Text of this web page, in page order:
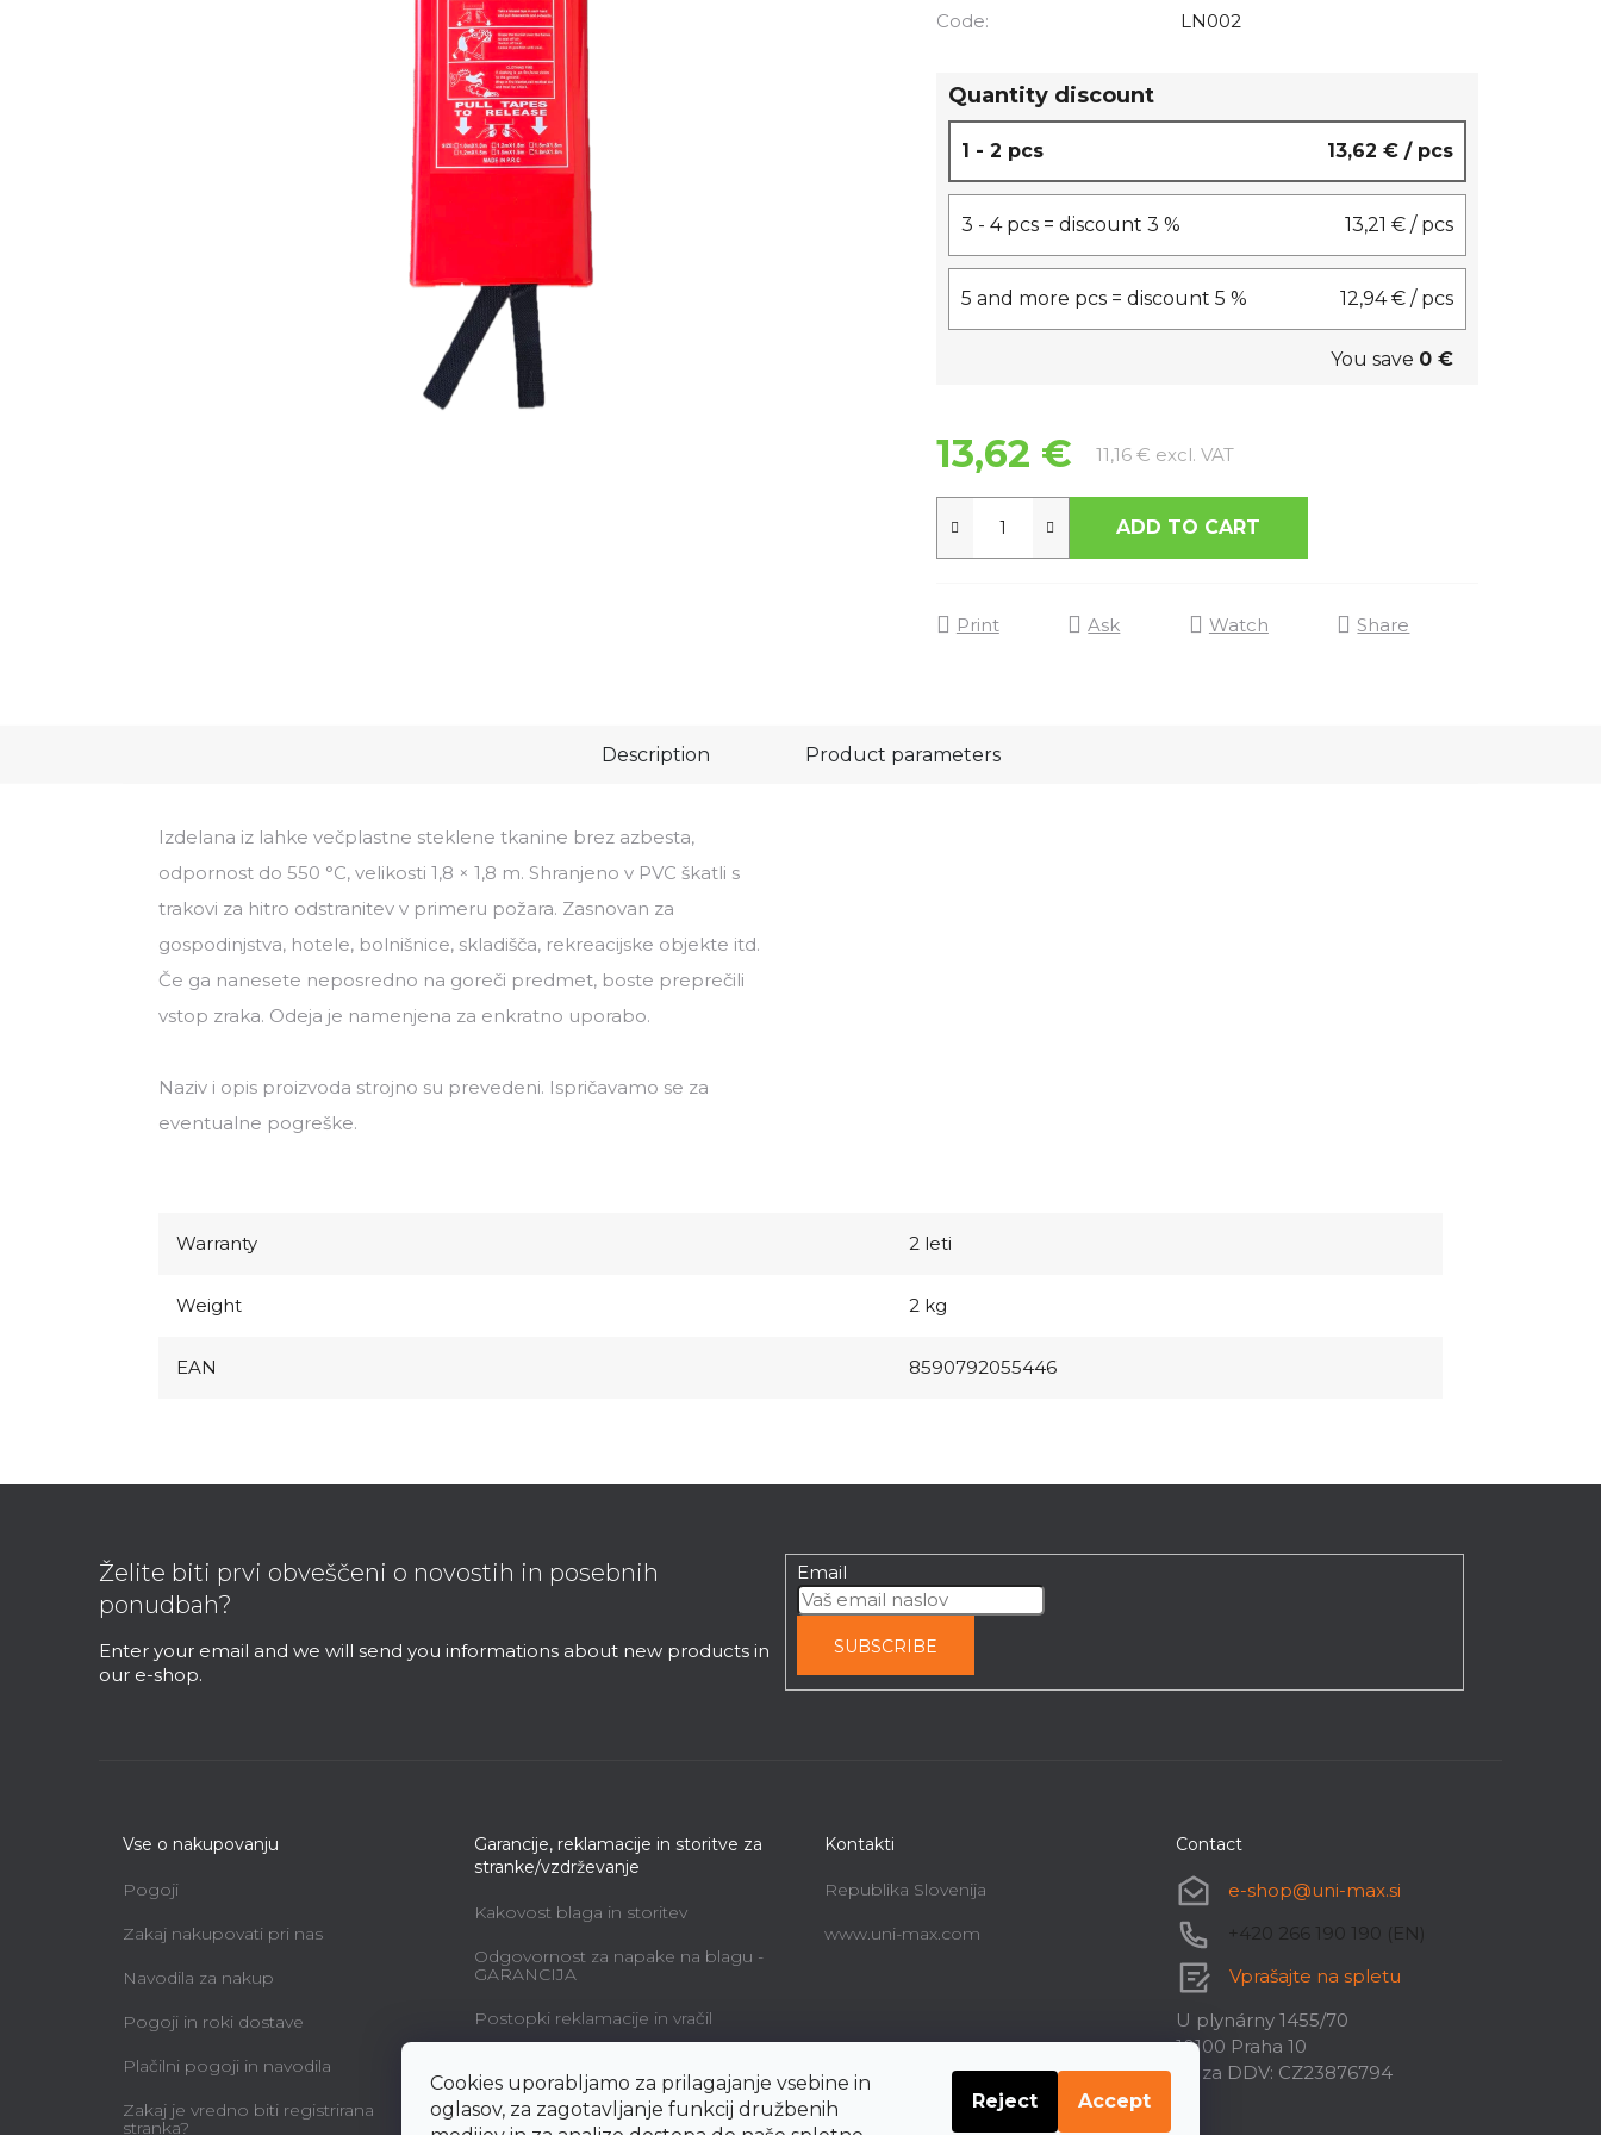
Cookies uporabljamo za prilagajanje vsebine in
oglasov, za zagotavljanje funkcij družbenih
Reject Accept
Code:
LN002
Quantity discount
1 - 2 pcs 13,62 € / pcs
3 - 4 pcs = discount 3 % 13,21 € / pcs
5 and more pcs = discount 5 % 12,94 € / pcs
You save 0 €
13,62 € 11,16 € excl. VATMeasure price:
ADD TO CART
Print Ask Watch Share
Description Product parameters
Izdelana iz lahke večplastne steklene tkanine brez azbesta,
odpornost do 550 °C, velikosti 1,8 × 1,8 m. Shranjeno v PVC škatli s
trakovi za hitro odstranitev v primeru požara. Zasnovan za
gospodinjstva, hotele, bolnišnice, skladišča, rekreacijske objekte itd.
Če ga nanesete neposredno na goreči predmet, boste preprečili
vstop zraka. Odeja je namenjena za enkratno uporabo.
Naziv i opis proizvoda strojno su prevedeni. Ispričavamo se za
eventualne pogreške.
Warranty 2 leti
Weight 2 kg
EAN 8590792055446
Želite biti prvi obveščeni o novostih in posebnih
ponudbah?
Enter your email and we will send you informations about new products in
our e-shop.
Email
SUBSCRIBE
Vse o nakupovanju
Pogoji
Zakaj nakupovati pri nas
Navodila za nakup
Pogoji in roki dostave
Plačilni pogoji in navodila
Zakaj je vredno biti registrirana
stranka?
Garancije, reklamacije in storitve za
stranke/vzdrževanje
Kakovost blaga in storitev
Odgovornost za napake na blagu -
GARANCIJA
Postopki reklamacije in vračil
Vzorec navodil o pravicah
uporabnika do odstopa od
Kontakti
Republika Slovenija
www.uni-max.com
Contact
e-shop@uni-max.si
+420 266 190 190 (EN)
Vprašajte na spletu
U plynárny 1455/70
10100 Praha 10
ID za DDV: CZ23876794